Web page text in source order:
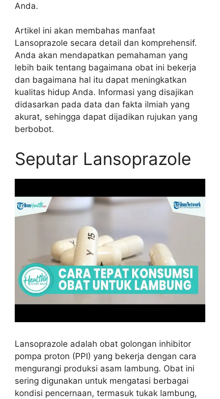
Anda.
Artikel ini akan membahas manfaat
Lansoprazole secara detail dan komprehensif.
Anda akan mendapatkan pemahaman yang
lebih baik tentang bagaimana obat ini bekerja
dan bagaimana hal itu dapat meningkatkan
kualitas hidup Anda. Informasi yang disajikan
didasarkan pada data dan fakta ilmiah yang
akurat, sehingga dapat dijadikan rujukan yang
berbobot.
Seputar Lansoprazole
Lansoprazole adalah obat golongan inhibitor
pompa proton (PPI) yang bekerja dengan cara
mengurangi produksi asam lambung. Obat ini
sering digunakan untuk mengatasi berbagai
kondisi pencernaan, termasuk tukak lambung,